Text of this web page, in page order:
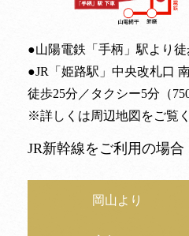
●山陽電鉄「手柄」駅より徒
●JR「姫路駅」中央改札口
徒歩25分／タクシー5分（
※詳しくは周辺地図 をご覧
JR新幹線をご利用の場合
岡山より